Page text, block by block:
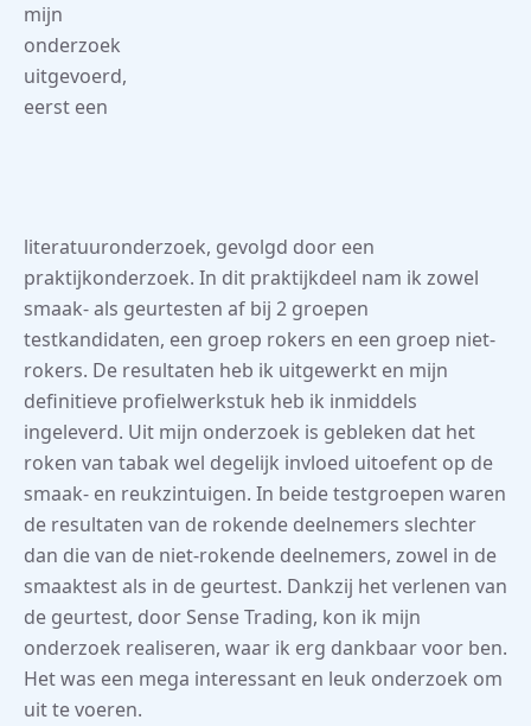
mijn
onderzoek
uitgevoerd,
eerst een
literatuuronderzoek, gevolgd door een
praktijkonderzoek. In dit praktijkdeel nam ik zowel
smaak- als geurtesten af bij 2 groepen
testkandidaten, een groep rokers en een groep niet-
rokers. De resultaten heb ik uitgewerkt en mijn
definitieve profielwerkstuk heb ik inmiddels
ingeleverd. Uit mijn onderzoek is gebleken dat het
roken van tabak wel degelijk invloed uitoefent op de
smaak- en reukzintuigen. In beide testgroepen waren
de resultaten van de rokende deelnemers slechter
dan die van de niet-rokende deelnemers, zowel in de
smaaktest als in de geurtest. Dankzij het verlenen van
de geurtest, door Sense Trading, kon ik mijn
onderzoek realiseren, waar ik erg dankbaar voor ben.
Het was een mega interessant en leuk onderzoek om
uit te voeren.